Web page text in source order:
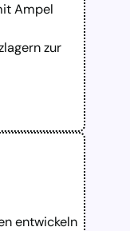
Ampel
zur
entwickeln